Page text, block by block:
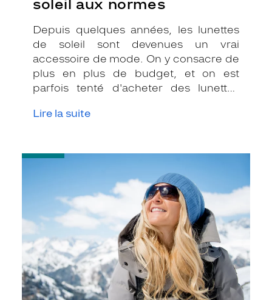
soleil aux normes
Depuis quelques années, les lunettes
de soleil sont devenues un vrai
accessoire de mode. On y consacre de
plus en plus de budget, et on est
parfois tenté d'acheter des lunettes
bien aux normes. Que vous achetiez sur
vous aider à bien choisir vos solaires !
Lire la suite
-
UV
à
la
montagne
!